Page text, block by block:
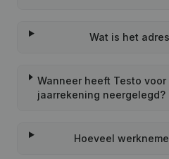
Wat is het
Wanneer heeft Testo
jaarrekening neergelegd?
Hoeveel